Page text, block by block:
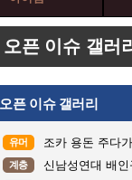
오픈 이슈 갤러
오픈 이슈 갤러리
유머 조카 용돈 주다
계층 신남성연대 배